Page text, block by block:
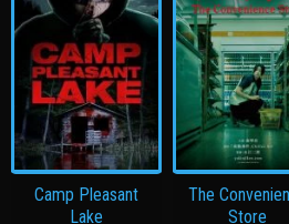
Camp Pleasant
Lake
The
Store